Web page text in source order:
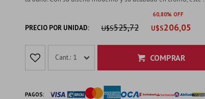
60 80
PRECIO POR UNIDAD: U$S206,05
U$S525,72
1 COMPRAR
PAGOS: